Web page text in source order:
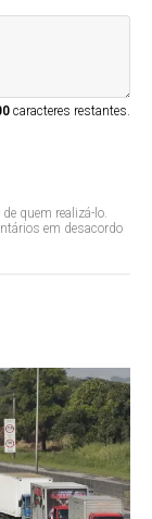
caracteres restantes.
quem realizá-lo.
em desacordo